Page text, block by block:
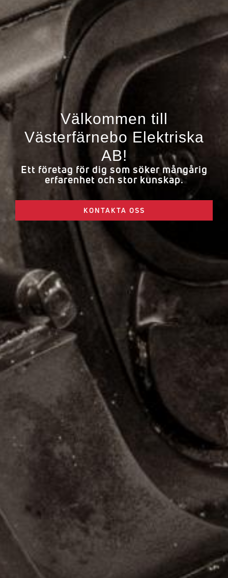
Välkommen till
Västerfärnebo Elektriska
AB!
Ett företag för dig som söker mångårig
erfarenhet och stor kunskap.
KONTAKTA OSS